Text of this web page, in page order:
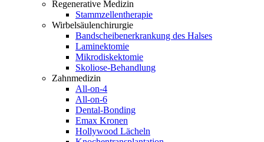
Regenerative Medizin
Stammzellentherapie
Wirbelsäulenchirurgie
Bandscheibenerkrankung des Halses
Laminektomie
Mikrodiskektomie
Skoliose-Behandlung
Zahnmedizin
All-on-4
All-on-6
Dental-Bonding
Emax Kronen
Hollywood Lächeln